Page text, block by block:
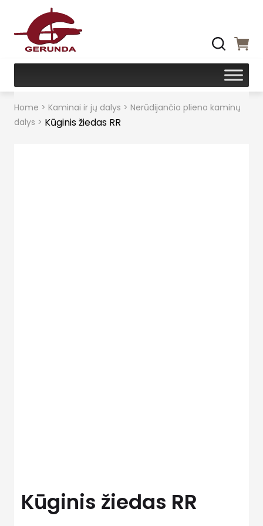
Home > Kaminai ir jų dalys > Nerūdijančio plieno kaminų
dalys > Kūginis žiedas RR
Kūginis žiedas RR